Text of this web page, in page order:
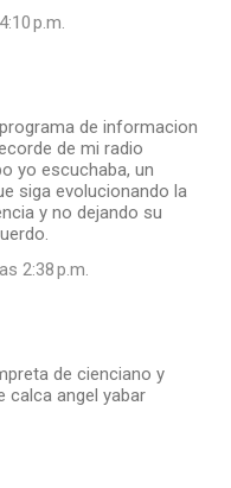
p.m.
de informacion
de mi radio
yo escuchaba, un
siga evolucionando la
y no dejando su
2:38 p.m.
de cienciano y
calca angel yabar